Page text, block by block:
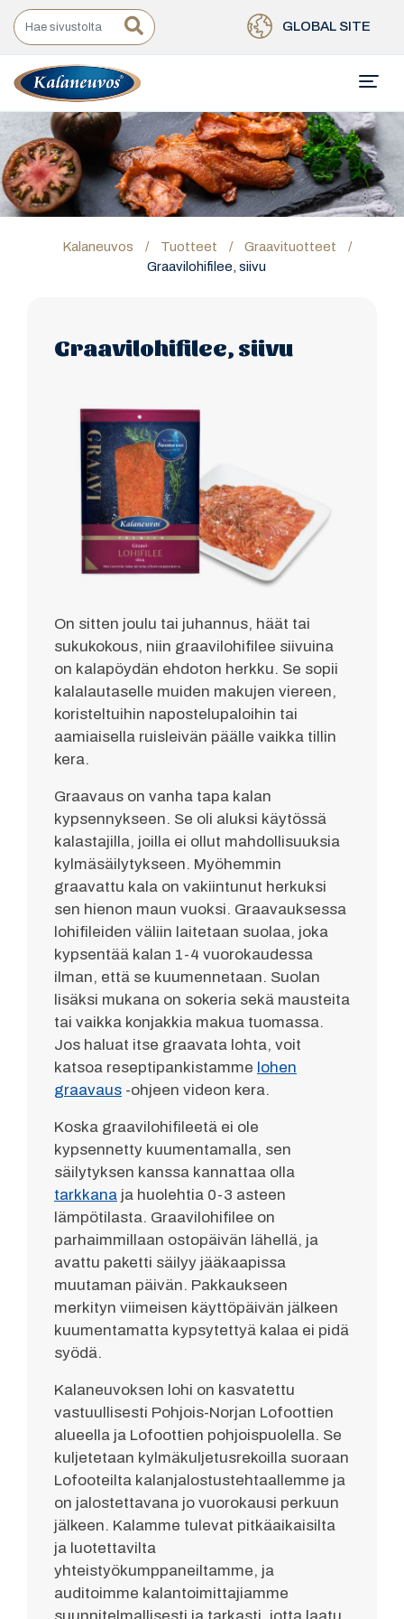
GLOBAL SITE
Kalaneuvos / Tuotteet / Graavituotteet
/
Graavilohifilee, siivu
Graavilohifilee, siivu
On sitten joulu tai juhannus, häät tai
sukukokous, niin graavilohifilee siivuina
on kalapöydän ehdoton herkku. Se sopii
kalalautaselle muiden makujen viereen,
koristeltuihin napostelupaloihin tai
aamiaisella ruisleivän päälle vaikka tillin
kera.
Graavaus on vanha tapa kalan
kypsennykseen. Se oli aluksi käytössä
kalastajilla, joilla ei ollut mahdollisuuksia
kylmäsäilytykseen. Myöhemmin
graavattu kala on vakiintunut herkuksi
sen hienon maun vuoksi. Graavauksessa
lohifileiden väliin laitetaan suolaa, joka
kypsentää kalan 1-4 vuorokaudessa
ilman, että se kuumennetaan. Suolan
lisäksi mukana on sokeria sekä mausteita
tai vaikka konjakkia makua tuomassa.
Jos haluat itse graavata lohta, voit
katsoa reseptipankistamme lohen
graavaus -ohjeen videon kera.
Koska graavilohifileetä ei ole
kypsennetty kuumentamalla, sen
säilytyksen kanssa kannattaa olla
tarkkana ja huolehtia 0-3 asteen
lämpötilasta. Graavilohifilee on
parhaimmillaan ostopäivän lähellä, ja
avattu paketti säilyy jääkaapissa
muutaman päivän. Pakkaukseen
merkityn viimeisen käyttöpäivän jälkeen
kuumentamatta kypsytettyä kalaa ei pidä
syödä.
Kalaneuvoksen lohi on kasvatettu
vastuullisesti Pohjois-Norjan Lofoottien
alueella ja Lofoottien pohjoispuolella. Se
kuljetetaan kylmäkuljetusrekoilla suoraan
Lofooteilta kalanjalostustehtaallemme ja
on jalostettavana jo vuorokausi perkuun
jälkeen. Kalamme tulevat pitkäaikaisilta
ja luotettavilta
yhteistyökumppaneiltamme, ja
auditoimme kalantoimittajiamme